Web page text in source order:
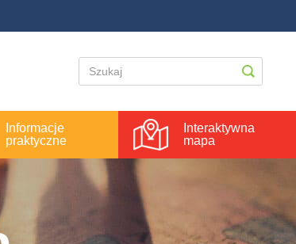
Informacje
praktyczne
Interaktywna
mapa